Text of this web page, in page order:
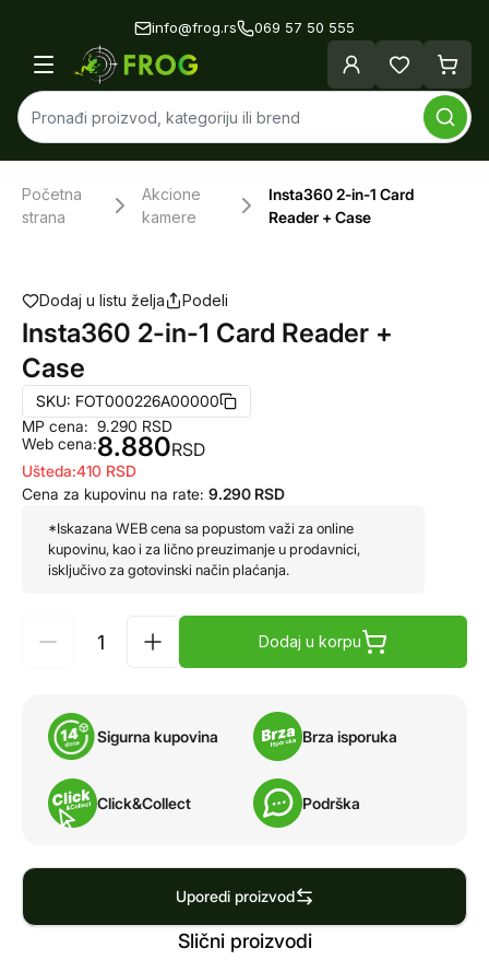
info@frog.rs 069 57 50 555
Početna
strana
Akcione
kamere
Insta360 2-in-1 Card
Reader + Case
Dodaj u listu želja Podeli
Insta360 2-in-1 Card Reader +
Case
SKU: FOT000226A00000
MP cena:
Web cena:
9.290 RSD
8.880RSD
Ušteda:410 RSD
Cena za kupovinu na rate: 9.290 RSD
*Iskazana WEB cena sa popustom važi za online
kupovinu, kao i za lično preuzimanje u prodavnici,
isključivo za gotovinski način plaćanja.
Dodaj u korpu
Sigurna kupovina Brza isporuka
Click&Collect Podrška
Uporedi proizvod
Slični proizvodi